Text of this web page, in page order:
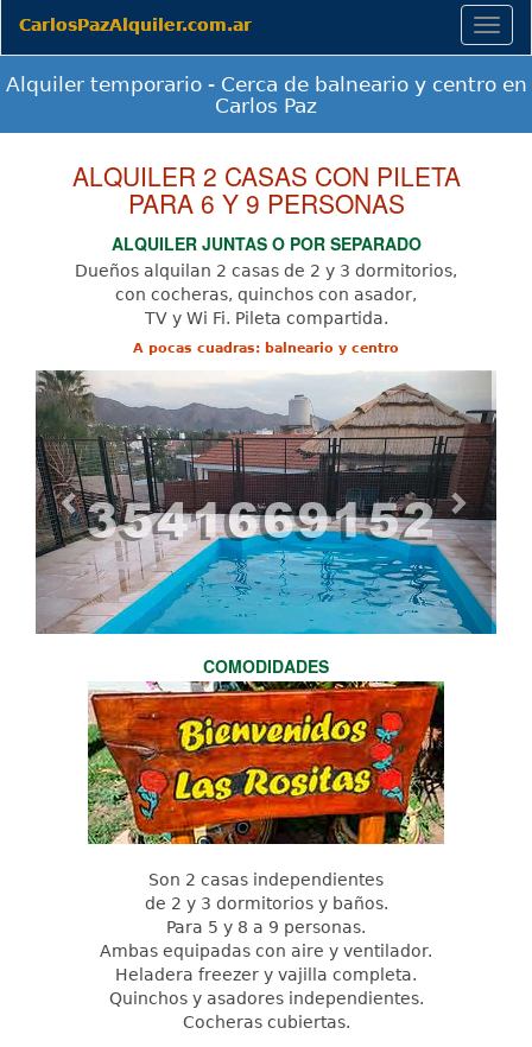
CarlosPazAlquiler.com.ar
Alquiler temporario - Cerca de balneario y centro en
Carlos Paz
ALQUILER 2 CASAS CON PILETA
PARA 6 Y 9 PERSONAS
ALQUILER JUNTAS O POR SEPARADO
Dueños alquilan 2 casas de 2 y 3 dormitorios,
con cocheras, quinchos con asador,
TV y Wi Fi. Pileta compartida.
A pocas cuadras: balneario y centro
Previous
COMODIDADES
Son 2 casas independientes
de 2 y 3 dormitorios y baños.
Para 5 y 8 a 9 personas.
Ambas equipadas con aire y ventilador.
Heladera freezer y vajilla completa.
Quinchos y asadores independientes.
Cocheras cubiertas.